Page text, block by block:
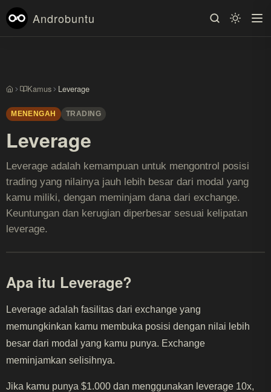
Androbuntu
BerandaKamus Leverage
MENENGAH TRADING
Leverage
Leverage adalah kemampuan untuk mengontrol posisi
trading yang nilainya jauh lebih besar dari modal yang
kamu miliki, dengan meminjam dana dari exchange.
Keuntungan dan kerugian diperbesar sesuai kelipatan
leverage.
Apa itu Leverage?
Leverage adalah fasilitas dari exchange yang
memungkinkan kamu membuka posisi dengan nilai lebih
besar dari modal yang kamu punya. Exchange
meminjamkan selisihnya.
Jika kamu punya $1.000 dan menggunakan leverage 10x,